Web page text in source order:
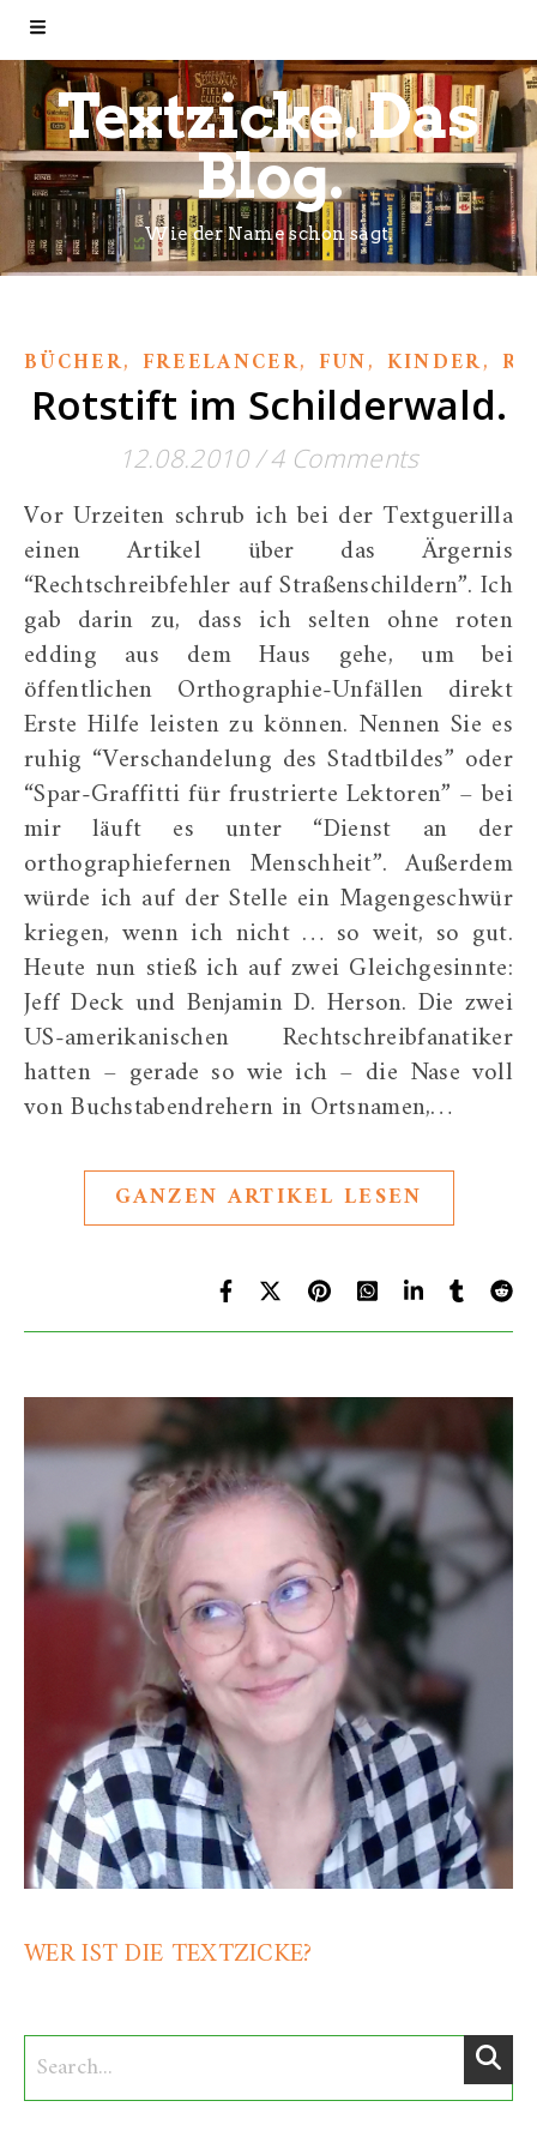
Textzicke. Das
Blog.
Wie der Name schon sagt.
BÜCHER, FREELANCER, FUN, KINDER,
Rotstift im Schilderwald.
12.08.2010/ 4 Comments
Vor Urzeiten schrub ich bei der Textguerilla
einen Artikel über das Ärgernis
“Rechtschreibfehler auf Straßenschildern”. Ich
gab darin zu, dass ich selten ohne roten
edding aus dem Haus gehe, um bei
öffentlichen Orthographie-Unfällen direkt
Erste Hilfe leisten zu können. Nennen Sie es
ruhig “Verschandelung des Stadtbildes” oder
“Spar-Graffitti für frustrierte Lektoren” – bei
mir läuft es unter “Dienst an der
orthographiefernen Menschheit”. Außerdem
würde ich auf der Stelle ein Magengeschwür
kriegen, wenn ich nicht … so weit, so gut.
Heute nun stieß ich auf zwei Gleichgesinnte:
Jeff Deck und Benjamin D. Herson. Die zwei
US-amerikanischen Rechtschreibfanatiker
hatten – gerade so wie ich – die Nase voll
von Buchstabendrehern in Ortsnamen,…
GANZEN ARTIKEL LESEN
WER IST DIE TEXTZICKE?